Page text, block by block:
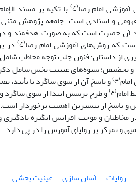
امام رضا(ع) با تکیه بر مسند
و اسنادی است. جامعه پژوهش متنی
حضرت است که به صورت هدفمند و در
که روش‌های آموزشی امام رضا(ع) در
از داستان؛ فنون جلب توجه مخاطب
و تحضیض؛ شیوه‌های عینیت بخش شامل
(ع)و پاسخ آن از سوی شاگرد با تأیید،
امام(ع)و طرح پرسش ابتدا از سوی شاگرد
پاسخ از بیشترین اهمیت برخوردار
و موجب افزایش انگیزه
و تمرکز بر زوایای آموزش را در پی دارد.
روایات آسان سازی
عینیت بخشی